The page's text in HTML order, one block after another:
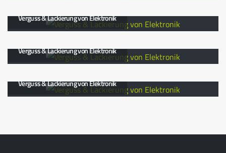
Verguss & Lackierung von Elektronik
Verguss & Lackierung von Elektronik
Verguss & Lackierung von Elektronik